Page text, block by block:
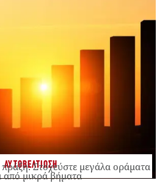
ΑΥΤΟΒΕΛΤΙΩΣΗΣτοχεύστε μεγάλα οράματα
από μικρά βήματα